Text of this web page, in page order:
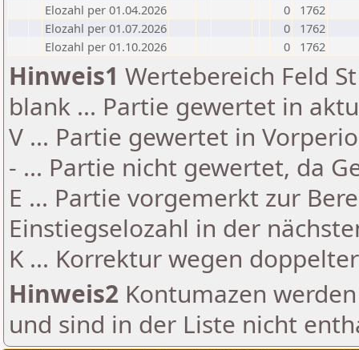
Elozahl per 01.04.2026
0
1762
Elozahl per 01.07.2026
0
1762
Elozahl per 01.10.2026
0 1762
Hinweis1 Wertebereich Feld
blank ... Partie gewertet in
V ... Partie gewertet in
- ... Partie nicht gewertet, da
E ... Partie vorgemerkt zur
Einstiegselozahl in der
K ... Korrektur wegen
Hinweis2 Kontumazen
und sind in der Liste nicht